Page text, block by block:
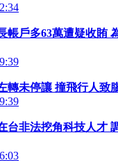
帳戶多63萬遭疑收賄
轉未停讓 撞飛行人致
台非法挖角科技人才